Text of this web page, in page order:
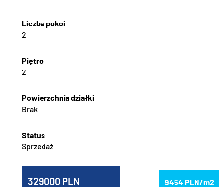
2
2
Brak
Sprzedaż
329000 9454